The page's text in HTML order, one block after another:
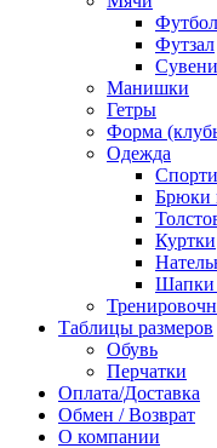
Футбол
Футзал
Манишки
Гетры
Форма
Одежда
Брюки
Куртки
Шапки
Таблицы размеров
Обувь
Перчатки
Оплата/Доставка
Обмен / Возврат
О компании